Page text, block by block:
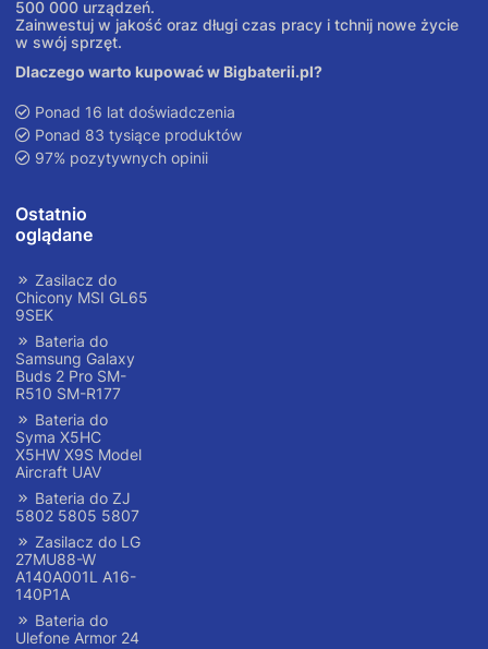
500 000 urządzeń.
Zainwestuj w jakość oraz długi czas pracy i tchnij nowe życie
w swój sprzęt.
Dlaczego warto kupować w Bigbaterii.pl?
Ponad 16 lat doświadczenia
Ponad 83 tysiące produktów
97% pozytywnych opinii
Ostatnio
oglądane
Zasilacz do
Chicony MSI GL65
9SEK
Bateria do
Samsung Galaxy
Buds 2 Pro SM-
R510 SM-R177
Bateria do
Syma X5HC
X5HW X9S Model
Aircraft UAV
Bateria do ZJ
5802 5805 5807
Zasilacz do LG
27MU88-W
A140A001L A16-
140P1A
Bateria do
Ulefone Armor 24